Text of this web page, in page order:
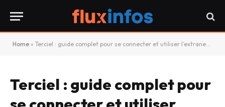
Home » Terciel : guide complet pour se connecter et utiliser l’extranet Terrena
Terciel : guide complet pour